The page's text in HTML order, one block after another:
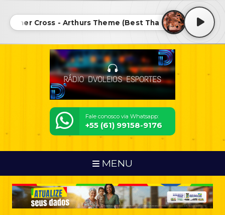
Cross - Arthurs Theme (Best That You Can Do) •
Fale conosco via Whatsapp:
+55 (61) 99158-9176
MENU